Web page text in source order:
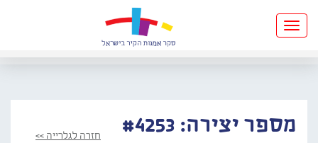
Toggle
navigation
מספר יצירה: #4253 חזרה לגלרייה >>